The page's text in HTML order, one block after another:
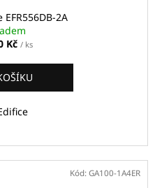
2A
Kč / ks
Kód: GA100-1A4ER